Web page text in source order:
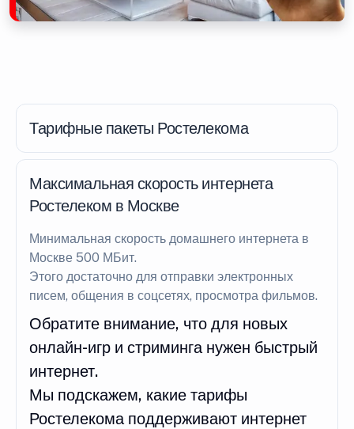
Тарифные пакеты Ростелекома
Максимальная скорость интернета
Ростелеком в Москве
Минимальная скорость домашнего интернета в
Москве 500 МБит.
Этого достаточно для отправки электронных
писем, общения в соцсетях, просмотра фильмов.
Обратите внимание, что для новых
онлайн-игр и стриминга нужен быстрый
интернет.
Мы подскажем, какие тарифы
Ростелекома поддерживают интернет